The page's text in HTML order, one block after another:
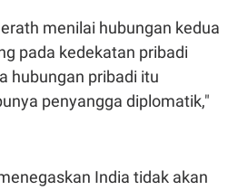
menilai hubungan kedua
pada kedekatan pribadi
hubungan pribadi itu
penyangga diplomatik,"
India tidak akan